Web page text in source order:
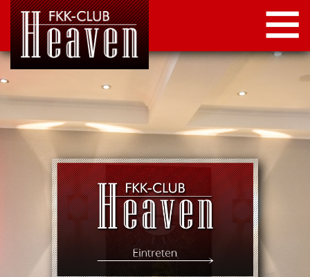
STARTSEITE
LOCATION
NEWS
KONTAKT
IMPRESSUM
DATENSCHUTZ